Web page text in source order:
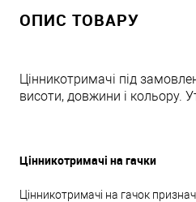
ОПИС ТОВАРУ
Цінникотримачі під
висоти, довжини і кольору.
Цінникотримачі на гачки
Цінникотримачі на гачок